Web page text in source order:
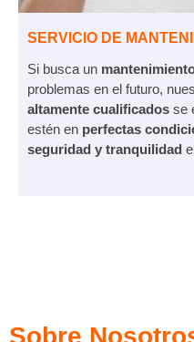
SERVICIO DE
Si busca un
problemas en el futuro,
altamente cualificados se
estén en perfectas
seguridad y tranquilidad
Sobre